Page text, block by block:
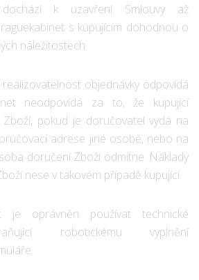
k uzavření Smlouvy až
s kupujícím dohodnou o
náležitostech.
objednávky odpovídá
neodpovídá za to, že kupující
pokud je doručovatel vydá na
adrese jiné osobě, nebo na
doručení Zboží odmítne. Náklady
nese v takovém případě kupující.
je oprávněn používat technické
robotickému vyplnění